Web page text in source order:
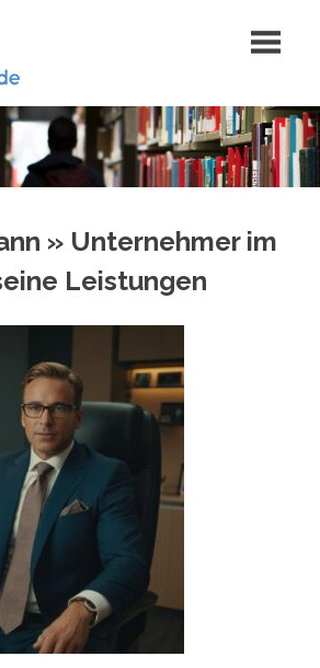
Fernstudium
und Bachelor
» Unternehmer im
Leistungen